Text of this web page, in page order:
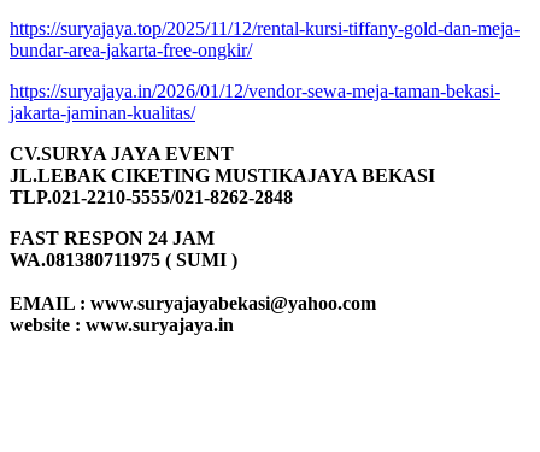
https://suryajaya.top/2025/11/12/rental-kursi-tiffany-gold-dan-meja-
bundar-area-jakarta-free-ongkir/
https://suryajaya.in/2026/01/12/vendor-sewa-meja-taman-bekasi-
jakarta-jaminan-kualitas/
CV.SURYA JAYA EVENT
JL.LEBAK CIKETING MUSTIKAJAYA BEKASI
TLP.021-2210-5555/021-8262-2848
FAST RESPON 24 JAM
WA.081380711975 ( SUMI )
EMAIL : www.suryajayabekasi@yahoo.com
website : www.suryajaya.in